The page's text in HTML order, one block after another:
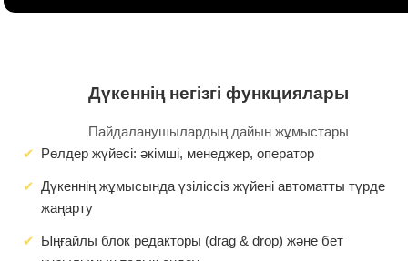
Дүкеннің негізгі функциялары
Пайдаланушылардың дайын жұмыстары
Рөлдер жүйесі: әкімші, менеджер, оператор
Дүкеннің жұмысында үзіліссіз жүйені автоматты түрде
жаңарту
Ыңғайлы блок редакторы (drag & drop) және бет